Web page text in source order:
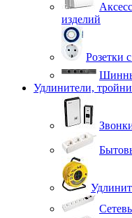
изделий
Розетки
Удлинители,